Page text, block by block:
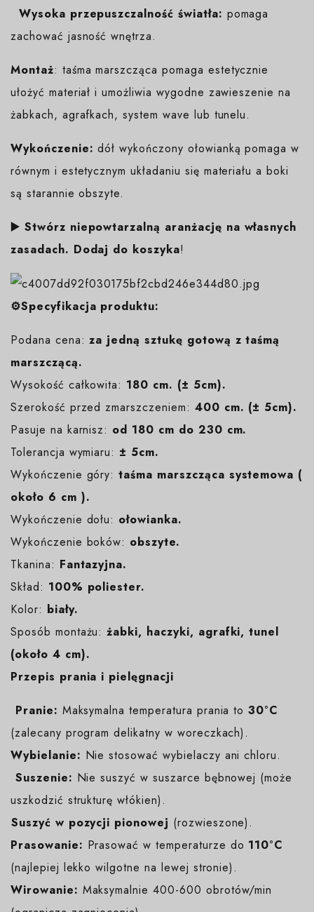
Wysoka przepuszczalność światła: pomaga
zachować jasność wnętrza.
Montaż: taśma marszcząca pomaga estetycznie
ułożyć materiał i umożliwia wygodne zawieszenie na
żabkach, agrafkach, system wave lub tunelu.
Wykończenie: dół wykończony ołowianką pomaga w
równym i estetycznym układaniu się materiału a boki
są starannie obszyte.
▶️ Stwórz niepowtarzalną aranżację na własnych
zasadach. Dodaj do koszyka!
⚙️Specyfikacja produktu:
Podana cena: za jedną sztukę gotową z taśmą
marszczącą.
Wysokość całkowita: 180 cm. (± 5cm).
Szerokość przed zmarszczeniem: 400 cm. (± 5cm).
Pasuje na karnisz: od 180 cm do 230 cm.
Tolerancja wymiaru: ± 5cm.
Wykończenie góry:taśma marszcząca systemowa (
około 6 cm ).
Wykończenie dołu: ołowianka.
Wykończenie boków: obszyte.
Tkanina: Fantazyjna.
Skład: 100% poliester.
Kolor: biały.
Sposób montażu:żabki, haczyki, agrafki, tunel
(około 4 cm).
Przepis prania i pielęgnacji
Pranie: Maksymalna temperatura prania to30°C
(zalecany program delikatny w woreczkach).
Wybielanie: Nie stosować wybielaczy ani chloru.
Suszenie: Nie suszyć w suszarce bębnowej (może
uszkodzić strukturę włókien).
️Suszyć w pozycji pionowej (rozwieszone).
Prasowanie: Prasować w temperaturze do 110°C
(najlepiej lekko wilgotne na lewej stronie).
Wirowanie: Maksymalnie 400-600 obrotów/min